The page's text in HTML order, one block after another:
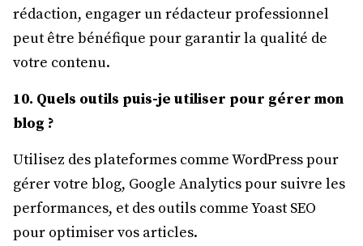
rédaction, engager un rédacteur professionnel
peut être bénéfique pour garantir la qualité de
votre contenu.
10. Quels outils puis-je utiliser pour gérer mon
blog ?
Utilisez des plateformes comme WordPress pour
gérer votre blog, Google Analytics pour suivre les
performances, et des outils comme Yoast SEO
pour optimiser vos articles.